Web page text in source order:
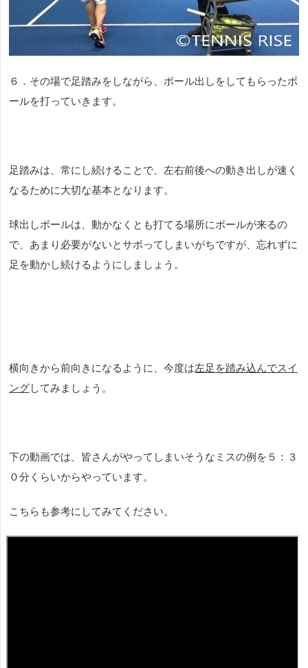
６．その場で足踏みをしながら、ボール出しをしてもらったボ
ールを打っていきます。
足踏みは、常にし続けることで、左右前後への動き出しが速く
なるために大切な基本となります。
球出しボールは、動かなくとも打てる場所にボールが来るの
で、あまり必要がないとサボってしまいがちですが、忘れずに
足を動かし続けるようにしましょう。
横向きから前向きになるように、今度は左足を踏み込んでスイ
ングしてみましょう。
下の動画では、皆さんがやってしまいそうなミスの例を５：３
０分くらいからやっています。
こちらも参考にしてみてください。